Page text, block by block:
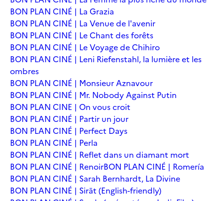
BON PLAN CINÉ | La Grazia
BON PLAN CINÉ | La Venue de l'avenir
BON PLAN CINÉ | Le Chant des forêts
BON PLAN CINÉ | Le Voyage de Chihiro
BON PLAN CINÉ | Leni Riefenstahl, la lumière et les
ombres
BON PLAN CINÉ | Monsieur Aznavour
BON PLAN CINÉ | Mr. Nobody Against Putin
BON PLAN CINE | On vous croit
BON PLAN CINÉ | Partir un jour
BON PLAN CINÉ | Perfect Days
BON PLAN CINÉ | Perla
BON PLAN CINÉ | Reflet dans un diamant mort
BON PLAN CINÉ | RenoirBON PLAN CINÉ | Romería
BON PLAN CINÉ | Sarah Bernhardt, La Divine
BON PLAN CINÉ | Sirāt (English-friendly)